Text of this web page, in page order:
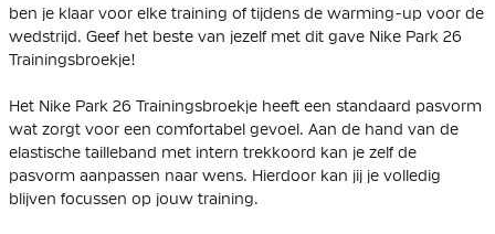
ben je klaar voor elke training of tijdens de warming-up voor de
wedstrijd. Geef het beste van jezelf met dit gave Nike Park 26
Trainingsbroekje!
Het Nike Park 26 Trainingsbroekje heeft een standaard pasvorm
wat zorgt voor een comfortabel gevoel. Aan de hand van de
elastische tailleband met intern trekkoord kan je zelf de
pasvorm aanpassen naar wens. Hierdoor kan jij je volledig
blijven focussen op jouw training.